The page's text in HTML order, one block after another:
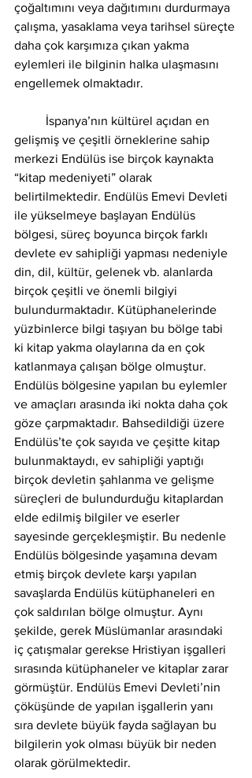
çoğaltımını veya dağıtımını durdurmaya
çalışma, yasaklama veya tarihsel süreçte
daha çok karşımıza çıkan yakma
eylemleri ile bilginin halka ulaşmasını
engellemek olmaktadır.
gelişmiş ve çeşitli örneklerine sahip
merkezi Endülüs ise birçok kaynakta
“kitap medeniyeti” olarak
belirtilmektedir. Endülüs Emevi Devleti
ile yükselmeye başlayan Endülüs
bölgesi, süreç boyunca birçok farklı
devlete ev sahipliği yapması nedeniyle
din, dil, kültür, gelenek vb. alanlarda
birçok çeşitli ve önemli bilgiyi
bulundurmaktadır. Kütüphanelerinde
yüzbinlerce bilgi taşıyan bu bölge tabi
ki kitap yakma olaylarına da en çok
katlanmaya çalışan bölge olmuştur.
Endülüs bölgesine yapılan bu eylemler
ve amaçları arasında iki nokta daha çok
göze çarpmaktadır. Bahsedildiği üzere
Endülüs’te çok sayıda ve çeşitte kitap
bulunmaktaydı, ev sahipliği yaptığı
birçok devletin şahlanma ve gelişme
süreçleri de bulundurduğu kitaplardan
elde edilmiş bilgiler ve eserler
sayesinde gerçekleşmiştir. Bu nedenle
Endülüs bölgesinde yaşamına devam
etmiş birçok devlete karşı yapılan
savaşlarda Endülüs kütüphaneleri en
çok saldırılan bölge olmuştur. Aynı
şekilde, gerek Müslümanlar arasındaki
iç çatışmalar gerekse Hristiyan işgalleri
sırasında kütüphaneler ve kitaplar zarar
görmüştür. Endülüs Emevi Devleti’nin
çöküşünde de yapılan işgallerin yanı
sıra devlete büyük fayda sağlayan bu
bilgilerin yok olması büyük bir neden
olarak görülmektedir.